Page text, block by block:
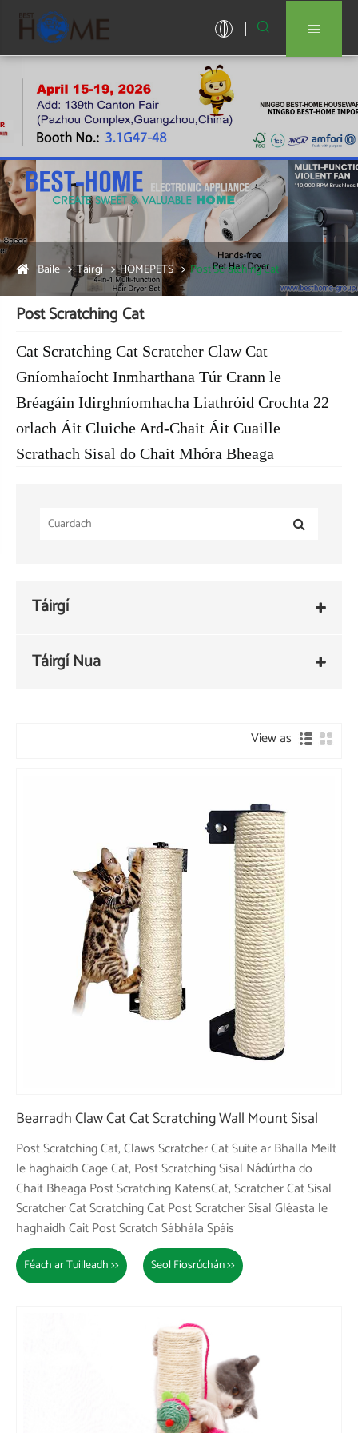
 
Baile Táirgí HOMEPETS Post Scratching Cat
Post Scratching Cat
Cat Scratching Cat Scratcher Claw Cat
Gníomhaíocht Inmharthana Túr Crann le
Bréagáin Idirghníomhacha Liathróid Crochta 22
orlach Áit Cluiche Ard-Chait Áit Cuaille
Scrathach Sisal do Chait Mhóra Bheaga
Táirgí
Táirgí Nua
View as
Bearradh Claw Cat Cat Scratching Wall Mount Sisal
Post Scratching Cat, Claws Scratcher Cat Suite ar Bhalla Meilt
le haghaidh Cage Cat, Post Scratching Sisal Nádúrtha do
Chait Bheaga Post Scratching KatensCat, Scratcher Cat Sisal
Scratcher Cat Scratching Cat Post Scratcher Sisal Gléasta le
haghaidh Cait Post Scratch Sábhála Spáis
Féach ar Tuilleadh >> Seol Fiosrúchán >>